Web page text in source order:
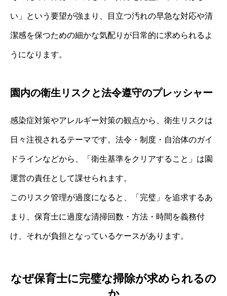
い」という要望が強まり、目立つ汚れの早急な対応や清
潔感を保つための細かな気配りが日常的に求められるよ
うになります。
園内の衛生リスクと法令遵守のプレッシャー
感染症対策やアレルギー対策の観点から、衛生リスクは
日々注視されるテーマです。法令・制度・自治体のガイ
ドラインなどから、「衛生基準をクリアすること」は園
運営の責任として課せられます。
このリスク管理が過度になると、「完璧」を追求するあ
まり、保育士に過度な清掃回数・方法・時間を義務付
け、それが負担となっているケースがあります。
なぜ保育士に完璧な掃除が求められるの